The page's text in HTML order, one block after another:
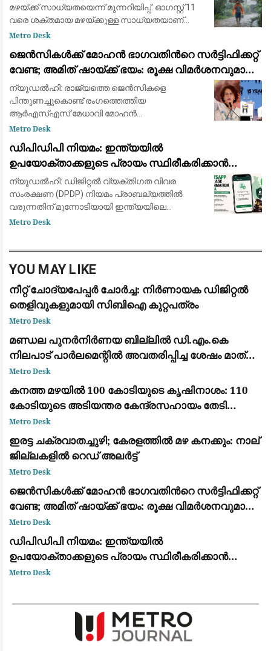
മഴയ്ക്ക് സാധ്യതയെന്ന് മുന്നറിയിപ്പ്. ഓഗസ്റ്റ് 11
വരെ ശക്തമായ മഴയ്ക്കുള്ള സാധ്യതയാണ്
പ്രവചിച്ചിരിക്കുന്നത്. അതിതീവ്ര മഴ
Metro Desk
ജെൻസികൾക്ക് മോഹൻ ഭാഗവതിന്‍റെ സർട്ടിഫിക്കറ്റ്
വേണ്ട; അമിത് ഷായ്ക്ക് ഭയം: രൂക്ഷ വിമർശനവുമായി
പ്രിയങ്കാ ഗാന്ധി
ന‍്യൂഡൽഹി: രാജ‍്യത്തെ ജെൻസികളെ
പിന്തുണച്ചുകൊണ്ട് രംഗത്തെത്തിയ
ആർഎസ്എസ് മേധാവി മോഹൻ
ഭാഗവതിനെതിരേ രൂക്ഷ വിമർശനവുമായി വയനാട്
ഭാഗവതിന്‍റെ സർട്ടിഫിക്കറ്റിന്‍റെ ആവശ
Metro Desk
ഡിപിഡിപി നിയമം: ഇന്ത്യയിൽ
ഉപയോക്താക്കളുടെ പ്രായം സ്ഥിരീകരിക്കാൻ
പുതിയ ഫീച്ചർ പരീക്ഷിച്ച് വാട്ട്‌സ്ആപ്പ്
ന്യൂഡൽഹി: ഡിജിറ്റൽ വ്യക്തിഗത വിവര
സംരക്ഷണ (DPDP) നിയമം പ്രാബല്യത്തിൽ
വരുന്നതിന് മുന്നോടിയായി ഇന്ത്യയിലെ
ഉപയോക്താക്കളുടെ പ്രായം
Metro Desk
YOU MAY LIKE
നീറ്റ് ചോദ്യപേപ്പർ ചോർച്ച: നിർണായക ഡിജിറ്റൽ
തെളിവുകളുമായി സിബിഐ കുറ്റപത്രം
Metro Desk
മണ്ഡല പുനർനിർണയ ബില്ലിൽ ഡി.എം.കെ
നിലപാട് പാർലമെന്റിൽ അവതരിപ്പിച്ച ശേഷം മാത്രം:
ആർ.എസ്. ഭാരതി
Metro Desk
കനത്ത മഴയിൽ 100 കോടിയുടെ കൃഷിനാശം: 110
കോടിയുടെ അടിയന്തര കേന്ദ്രസഹായം തേടി
കേരളം
Metro Desk
ഇരട്ട ചക്രവാതച്ചുഴി; കേരളത്തിൽ മഴ കനക്കും: നാല്
ജില്ലകളിൽ റെഡ് അലർട്ട്
Metro Desk
ജെൻസികൾക്ക് മോഹൻ ഭാഗവതിന്‍റെ സർട്ടിഫിക്കറ്റ്
വേണ്ട; അമിത് ഷായ്ക്ക് ഭയം: രൂക്ഷ വിമർശനവുമായി
പ്രിയങ്കാ ഗാന്ധി
Metro Desk
ഡിപിഡിപി നിയമം: ഇന്ത്യയിൽ
ഉപയോക്താക്കളുടെ പ്രായം സ്ഥിരീകരിക്കാൻ
പുതിയ ഫീച്ചർ പരീക്ഷിച്ച് വാട്ട്‌സ്ആപ്പ്
Metro Desk